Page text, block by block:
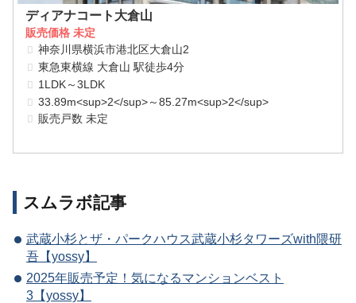
ディアナコート大倉山
販売価格 未定
神奈川県横浜市港北区大倉山2
東急東横線 大倉山 駅徒歩4分
1LDK～3LDK
33.89m<sup>2</sup>～85.27m<sup>2</sup>
販売戸数 未定
スムラボ記事
武蔵小杉とザ・パークハウス武蔵小杉タワーズwith隈研
吾【yossy】
2025年販売予定！気になるマンションベスト
3【yossy】